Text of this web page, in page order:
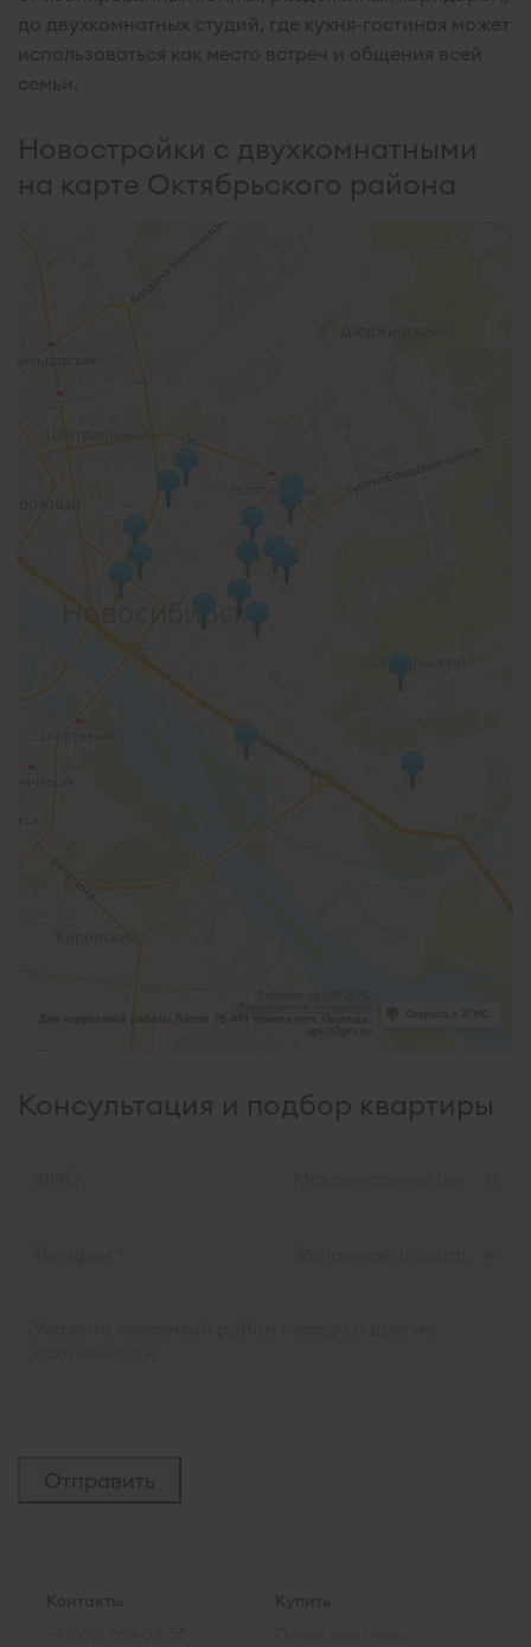
до двухкомнатных студий, где кухня-гостиная может
использоваться как место встреч и общения всей
семьи.
Новостройки с двухкомнатными
на карте Октябрьского района
Консультация и подбор квартиры